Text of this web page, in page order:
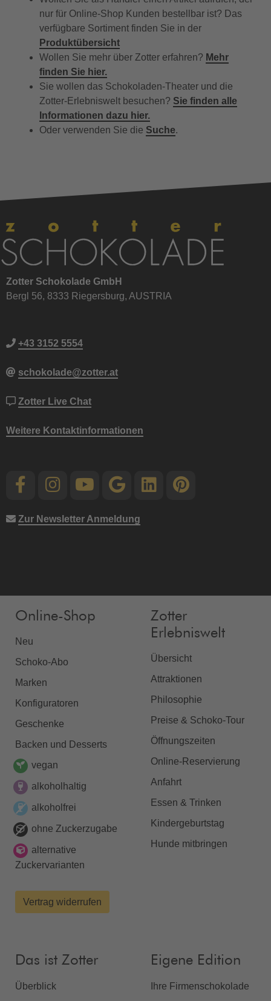
nur für Online-Shop Kunden bestellbar ist? Das
verfügbare Sortiment finden Sie in der
Produktübersicht
Wollen Sie mehr über Zotter erfahren? Mehr
finden Sie hier.
Sie wollen das Schokoladen-Theater und die
Zotter-Erlebniswelt besuchen? Sie finden alle
Informationen dazu hier.
Oder verwenden Sie die Suche.
Zotter Schokolade GmbH
Bergl 56, 8333 Riegersburg, AUSTRIA
+43 3152 5554
schokolade@zotter.at
Zotter Live Chat
Weitere Kontaktinformationen
Zur Newsletter Anmeldung
Online-Shop
Neu
Schoko-Abo
Marken
Konfiguratoren
Geschenke
Backen und Desserts
vegan
alkoholhaltig
alkoholfrei
ohne Zuckerzugabe
alternative
Zuckervarianten
Vertrag widerrufen
Zotter
Erlebniswelt
Übersicht
Attraktionen
Philosophie
Preise & Schoko-Tour
Öffnungszeiten
Online-Reservierung
Anfahrt
Essen & Trinken
Kindergeburtstag
Hunde mitbringen
Das ist Zotter
Überblick
Eigene Edition
Ihre Firmenschokolade